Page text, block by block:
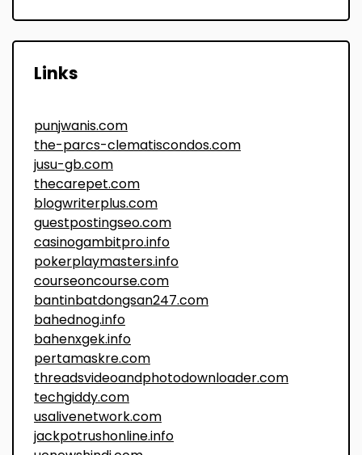
Links
punjwanis.com
the-parcs-clematiscondos.com
jusu-gb.com
thecarepet.com
blogwriterplus.com
guestpostingseo.com
casinogambitpro.info
pokerplaymasters.info
courseoncourse.com
bantinbatdongsan247.com
bahednog.info
bahenxgek.info
pertamaskre.com
threadsvideoandphotodownloader.com
techgiddy.com
usalivenetwork.com
jackpotrushonline.info